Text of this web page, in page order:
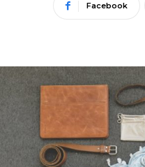
Facebook